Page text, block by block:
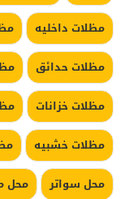
مظلات داخليه
مظلات حدائق
مظلات خزانات
مظلات خشبيه
محل سواتر
محل